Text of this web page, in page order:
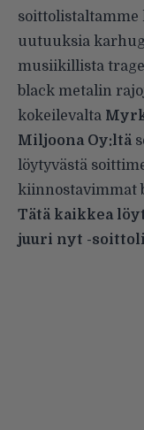
soittolistaltamme
uutuuksia
musiikillista
black metalin
kokeilevalta
Miljoona Oy:ltä
löytyvästä
kiinnostavimmat
Tätä kaikkea
juuri nyt -